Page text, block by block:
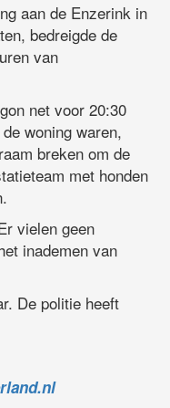
aan de Enzerink in
bedreigde de
van
net voor 20:30
woning waren,
breken om de
met honden
vielen geen
inademen van
De politie heeft